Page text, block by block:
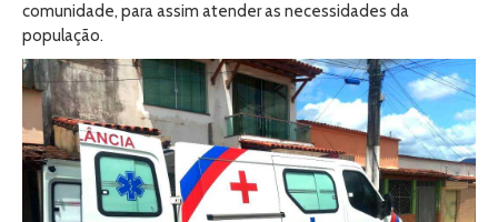
comunidade, para assim atender as necessidades da
população.